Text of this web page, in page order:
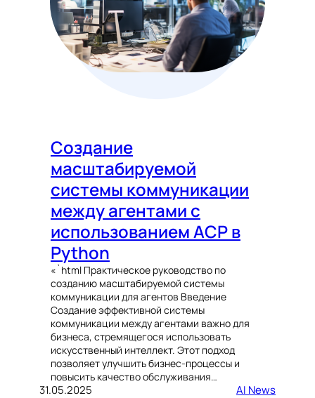
Создание
масштабируемой
системы коммуникации
между агентами с
использованием ACP в
Python
«`html Практическое руководство по
созданию масштабируемой системы
коммуникации для агентов Введение
Создание эффективной системы
коммуникации между агентами важно для
бизнеса, стремящегося использовать
искусственный интеллект. Этот подход
позволяет улучшить бизнес-процессы и
повысить качество обслуживания…
31.05.2025 AI News